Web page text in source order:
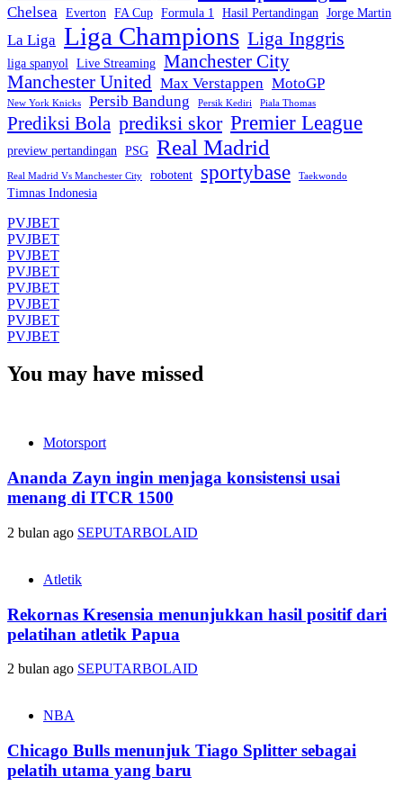
Chelsea Everton FA Cup Formula 1 Hasil Pertandingan Jorge Martin
La Liga Liga Champions Liga Inggris
liga spanyol Live Streaming Manchester City
Manchester United Max Verstappen MotoGP
New York Knicks Persib Bandung Persik Kediri Piala Thomas
Prediksi Bola prediksi skor Premier League
preview pertandingan PSG Real Madrid
Real Madrid Vs Manchester City robotent sportybase Taekwondo
Timnas Indonesia
PVJBET
PVJBET
PVJBET
PVJBET
PVJBET
PVJBET
PVJBET
PVJBET
You may have missed
Motorsport
Ananda Zayn ingin menjaga konsistensi usai
menang di ITCR 1500
2 bulan ago SEPUTARBOLAID
Atletik
Rekornas Kresensia menunjukkan hasil positif dari
pelatihan atletik Papua
2 bulan ago SEPUTARBOLAID
NBA
Chicago Bulls menunjuk Tiago Splitter sebagai
pelatih utama yang baru